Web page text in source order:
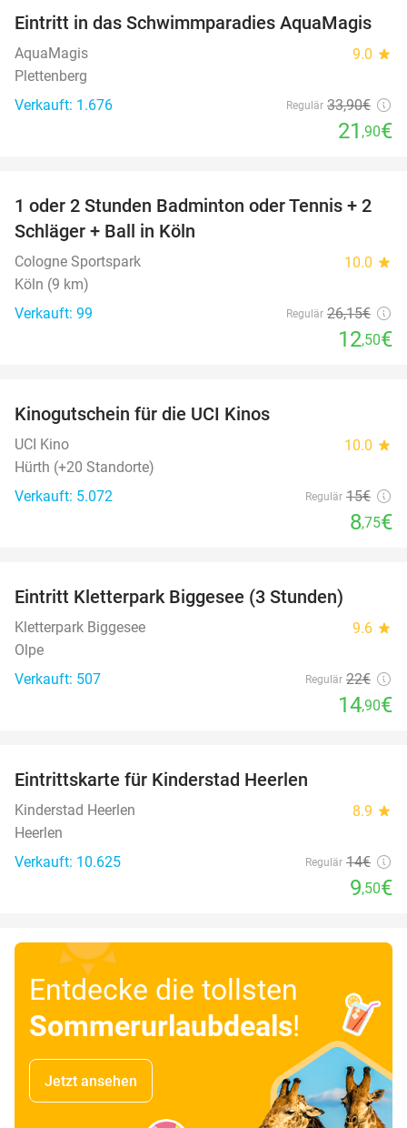
35%
Eintritt in das Schwimmparadies AquaMagis
AquaMagis 9.0 star
Plettenberg
Verkauft: 1.676
Regulär 33,90€
21 ,90€
52%
1 oder 2 Stunden Badminton oder Tennis + 2
Schläger + Ball in Köln
Cologne Sportspark 10.0 star
Köln (9 km)
Verkauft: 99
Regulär 26,15€
12,50€
Kinogutschein für die UCI Kinos
UCI Kino 10.0 star
Hürth (+20 Standorte)
Verkauft: 5.072
Regulär 15€
8,75€
Eintritt Kletterpark Biggesee (3 Stunden)
Kletterpark Biggesee 9.6 star
Olpe
Verkauft: 507
Regulär 22€
14,90€
Eintrittskarte für Kinderstad Heerlen
Kinderstad Heerlen 8.9 star
Heerlen
Verkauft: 10.625
Regulär 14€
9,50€
Entdecke die tollsten
Sommerurlaubdeals!
Jetzt ansehen